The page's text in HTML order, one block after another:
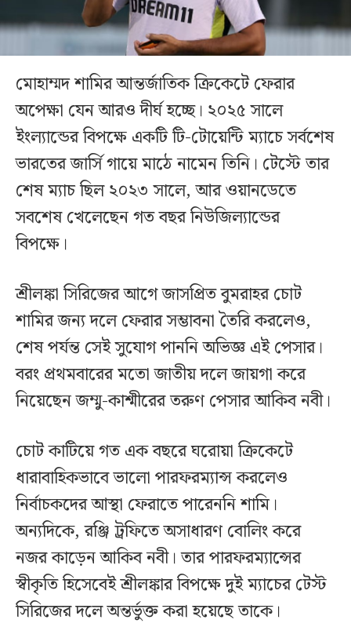
মোহাম্মদ শামির আন্তর্জাতিক ক্রিকেটে ফেরার
অপেক্ষা যেন আরও দীর্ঘ হচ্ছে। ২০২৫ সালে
ইংল্যান্ডের বিপক্ষে একটি টি-টোয়েন্টি ম্যাচে সর্বশেষ
ভারতের জার্সি গায়ে মাঠে নামেন তিনি। টেস্টে তার
শেষ ম্যাচ ছিল ২০২৩ সালে, আর ওয়ানডেতে
সবশেষ খেলেছেন গত বছর নিউজিল্যান্ডের
বিপক্ষে।
শ্রীলঙ্কা সিরিজের আগে জাসপ্রিত বুমরাহর চোট
শামির জন্য দলে ফেরার সম্ভাবনা তৈরি করলেও,
শেষ পর্যন্ত সেই সুযোগ পাননি অভিজ্ঞ এই পেসার।
বরং প্রথমবারের মতো জাতীয় দলে জায়গা করে
নিয়েছেন জম্মু-কাশ্মীরের তরুণ পেসার আকিব নবী।
চোট কাটিয়ে গত এক বছরে ঘরোয়া ক্রিকেটে
ধারাবাহিকভাবে ভালো পারফরম্যান্স করলেও
নির্বাচকদের আস্থা ফেরাতে পারেননি শামি।
অন্যদিকে, রঞ্জি ট্রফিতে অসাধারণ বোলিং করে
নজর কাড়েন আকিব নবী। তার পারফরম্যান্সের
স্বীকৃতি হিসেবেই শ্রীলঙ্কার বিপক্ষে দুই ম্যাচের টেস্ট
সিরিজের দলে অন্তর্ভুক্ত করা হয়েছে তাকে।